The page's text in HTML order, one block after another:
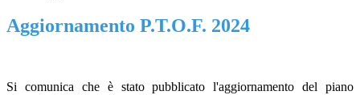
Aggiornamento P.T.O.F. 2024
Si comunica che è stato pubblicato l'aggiornamento del piano